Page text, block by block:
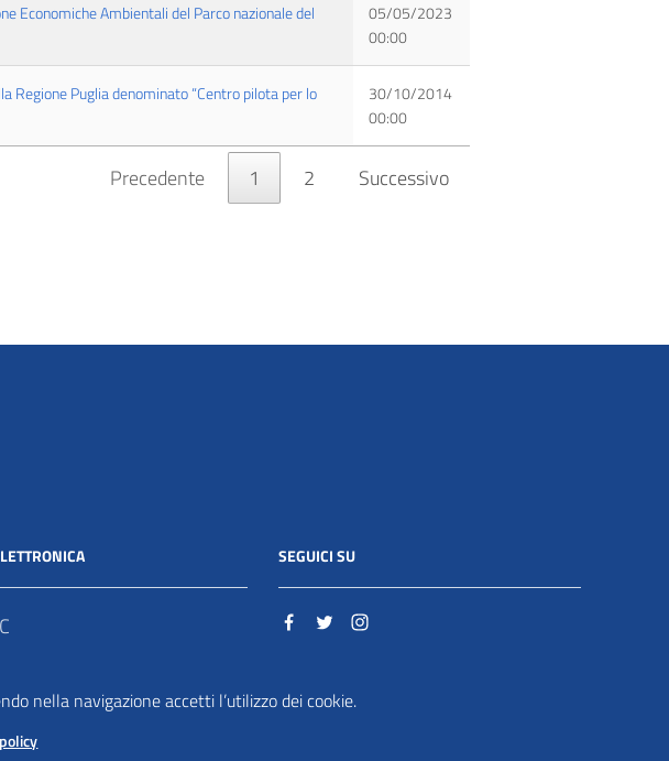
nella navigazione accetti l’utilizzo dei cookie.
Economiche Ambientali del Parco nazionale del
05/05/2023
00:00
Regione Puglia denominato “Centro pilota per lo
30/10/2014
00:00
Precedente 1 2 Successivo
SEGUICI SU